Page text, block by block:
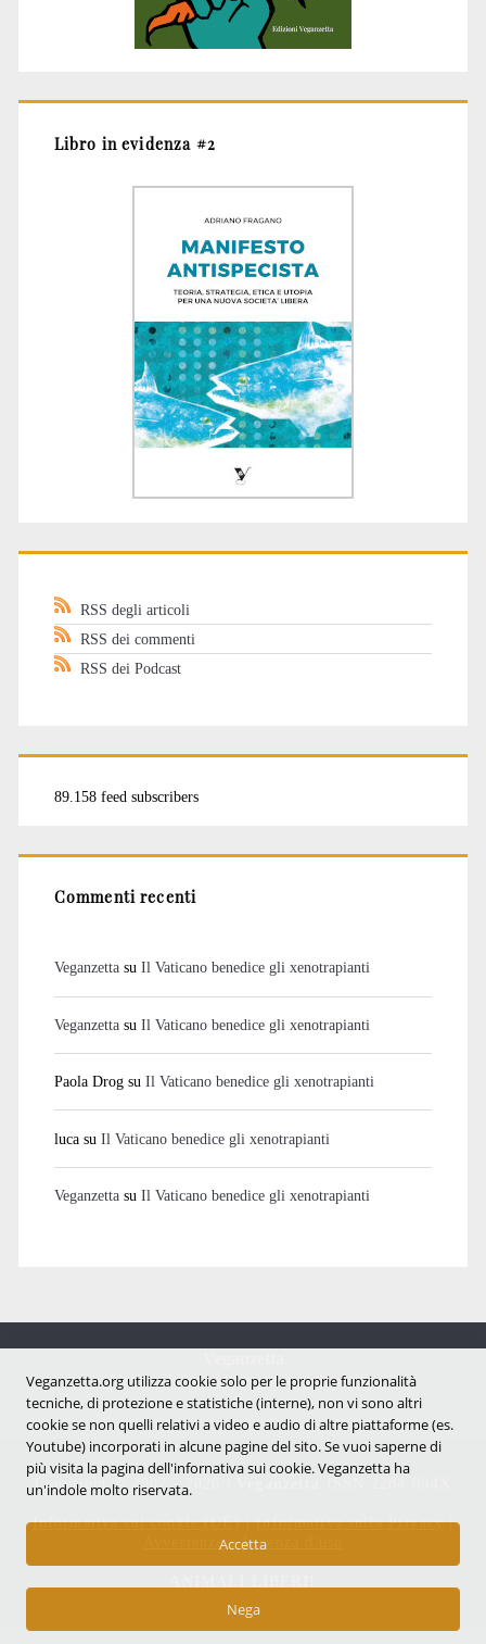
Libro in evidenza #2
RSS degli articoli
RSS dei commenti
RSS dei Podcast
89.158 feed subscribers
Commenti recenti
Veganzettasu Il Vaticano benedice gli xenotrapianti
Veganzettasu Il Vaticano benedice gli xenotrapianti
Paola Drogsu Il Vaticano benedice gli xenotrapianti
lucasu Il Vaticano benedice gli xenotrapianti
Veganzettasu Il Vaticano benedice gli xenotrapianti
Notizie dal mondo vegan e antispecista
Copyright © 2007 - 2026 |
Informativa sui cookie (UE)|Informativa sulla Privacy|
Avvertenze e Licenza d'uso
Veganzetta.org utilizza cookie solo per le proprie funzionalità
tecniche, di protezione e statistiche (interne), non vi sono altri
cookie se non quelli relativi a video e audio di altre piattaforme (es.
Youtube) incorporati in alcune pagine del sito. Se vuoi saperne di
più visita la pagina dell'infornativa sui cookie. Veganzetta ha
un'indole molto riservata.
Accetta
Nega